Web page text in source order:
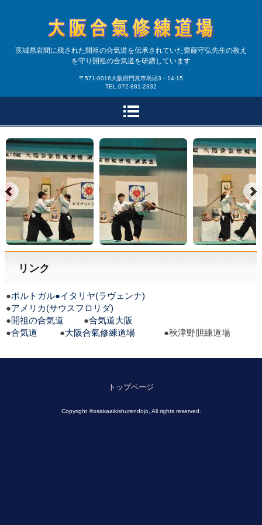
合気道大阪合氣修練道場|
大阪・兵庫で開祖の合気
道を研鑽
茨城県岩間に残された開祖の合気道を伝承されていた齋藤守弘先生の教え
を守り開祖の合気道を研鑽しています
〒571-0016大阪府門真市島頭3－14-15
TEL.072-881-2332
リンク
●ポルトガル●イタリヤ(ラヴェンナ)
●アメリカ(サウスフロリダ)
●開祖の合気道 ●合気道大阪
●合気道 ●大阪合氣修練道場●秋津野胆練道場
トップページ
Copyright ©osakaaikishurendojo, All rights reserved.